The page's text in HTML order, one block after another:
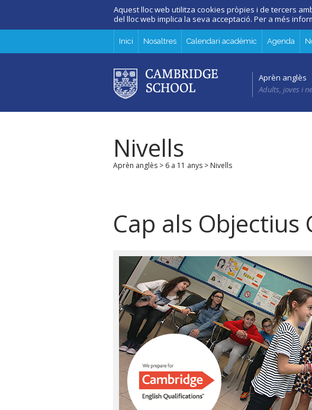
Aquest lloc web utilitza cookies pròpies i de tercers
del lloc web implica la seva acceptació. Per a més
Inici Nosaltres Calendari acadèmic Agenda
Aprèn anglès
Adults, joves i
Nivells
Aprèn anglès > 6 a 11 anys > Nivells
Cap als Objectius